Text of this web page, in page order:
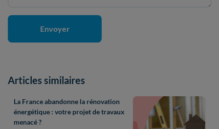
Articles similaires
La France abandonne la rénovation
énergétique : votre projet de travaux
menacé ?